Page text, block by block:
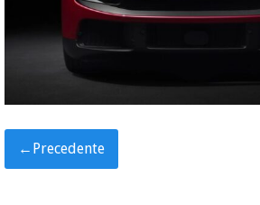
← Precedente